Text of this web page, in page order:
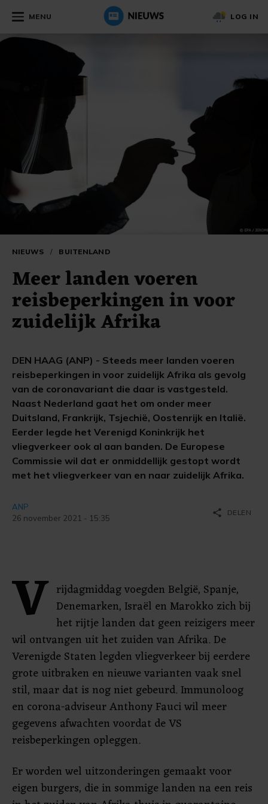
MENU LOG IN
NIEUWS / BUITENLAND
Meer landen voeren
reisbeperkingen in voor
zuidelijk Afrika
DEN HAAG (ANP) - Steeds meer landen voeren
reisbeperkingen in voor zuidelijk Afrika als gevolg
van de coronavariant die daar is vastgesteld.
Naast Nederland gaat het om onder meer
Duitsland, Frankrijk, Tsjechië, Oostenrijk en Italië.
Eerder legde het Verenigd Koninkrijk het
vliegverkeer ook al aan banden. De Europese
Commissie wil dat er onmiddellijk gestopt wordt
met het vliegverkeer van en naar zuidelijk Afrika.
ANP
26 november 2021 - 15:35
share DELEN
V rijdagmiddag voegden België, Spanje,
Denemarken, Israël en Marokko zich bij
het rijtje landen dat geen reizigers meer
wil ontvangen uit het zuiden van Afrika. De
Verenigde Staten legden vliegverkeer bij eerdere
grote uitbraken en nieuwe varianten vaak snel
stil, maar dat is nog niet gebeurd. Immunoloog
en corona-adviseur Anthony Fauci wil meer
gegevens afwachten voordat de VS
reisbeperkingen opleggen.
Er worden wel uitzonderingen gemaakt voor
eigen burgers, die in sommige landen na een reis